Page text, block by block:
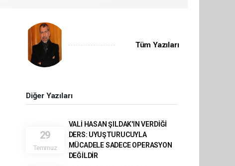
Tüm Yazıları
Diğer Yazıları
29
Temmuz
VALİ HASAN ŞILDAK'IN VERDİĞİ
DERS: UYUŞTURUCUYLA
MÜCADELE SADECE OPERASYON
DEĞİLDİR